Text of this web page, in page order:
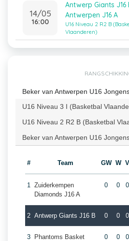
14/05
16:00
Antwerp Giants J16
Antwerpen J16 A
U16 Niveau 2 R2 B
Vlaanderen)
Beker van Antwerpen U16
U16 Niveau 3 I (Basketbal
U16 Niveau 2 R2 B (Basketbal
Beker van Antwerpen U16
# Team GW W V
1 Zuiderkempen
Diamonds J16 A
0 0 0
2 Antwerp Giants J16 B 0 0 0
3 Phantoms Basket 0 0 0